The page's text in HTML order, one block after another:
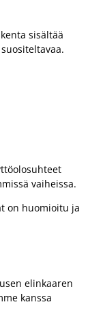
sisältää
vaiheissa.
on huomioitu ja
elinkaaren
kanssa